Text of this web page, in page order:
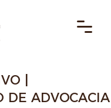
|
DE ADVOCACIA